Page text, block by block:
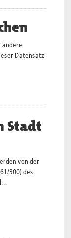
andere
Datensatz
Stadt
von der
300) des